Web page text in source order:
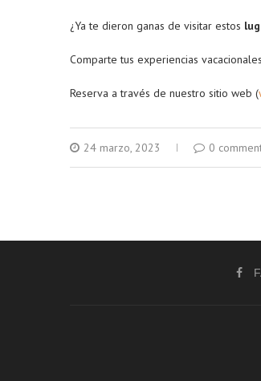
¿Ya te dieron ganas de visitar estos
Comparte tus experiencias
Reserva a través de nuestro sitio web (
24 marzo, 2023 0